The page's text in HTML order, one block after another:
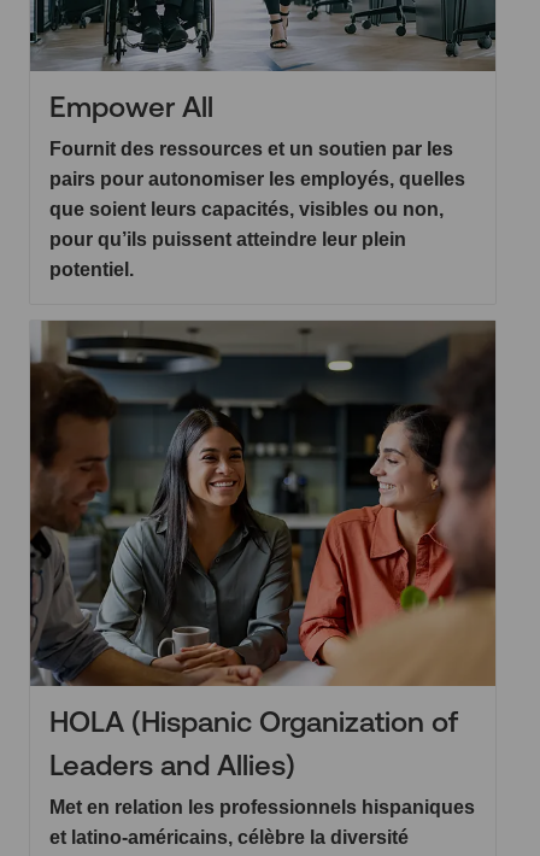
Empower All
Fournit des ressources et un soutien par les
pairs pour autonomiser les employés, quelles
que soient leurs capacités, visibles ou non,
pour qu’ils puissent atteindre leur plein
potentiel.
HOLA (Hispanic Organization of
Leaders and Allies)
Met en relation les professionnels hispaniques
et latino-américains, célèbre la diversité